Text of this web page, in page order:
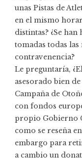
unas Pistas de
en el mismo
distintas? ¿Se
tomadas todas
contravenencia?
Le preguntaría,
asesorado bien
Campaña de
con fondos
propio Gobierno
como se reseña
embargo para
a cambio un